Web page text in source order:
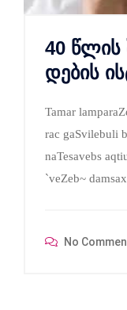
40 წლის
დების
Tamar
rac gaSvilebuli
naTesavebs
`veZeb~
No